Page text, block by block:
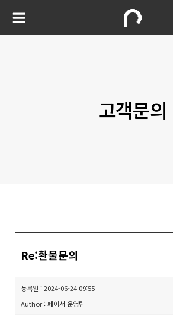
고객문의
Re:환불문의
등록일 : 2024-06-24 09:55
Author : 페이서 운영팀